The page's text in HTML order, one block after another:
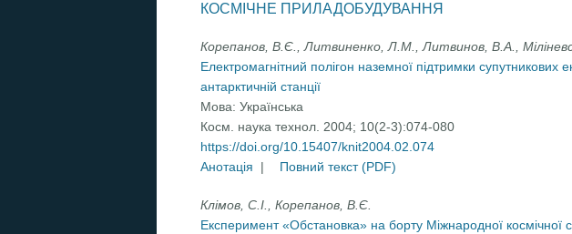
КОСМІЧНЕ ПРИЛАДОБУДУВАННЯ
Корепанов, В.Є., Литвиненко, Л.М., Литвинов, В.А.,
Електромагнітний полігон наземної підтримки супутникових
антарктичній станції
Мова: Українська
Косм. наука технол. 2004; 10(2-3):074-080
https://doi.org/10.15407/knit2004.02.074
Анотація
| Повний текст (PDF)
Клімов, С.I., Корепанов, В.Є.
Експеримент «Обстановка» на борту Міжнародної космічної